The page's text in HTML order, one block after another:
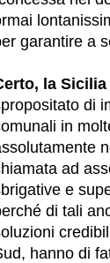
garantire a
la
di
in
ad
e
di tali
hanno di